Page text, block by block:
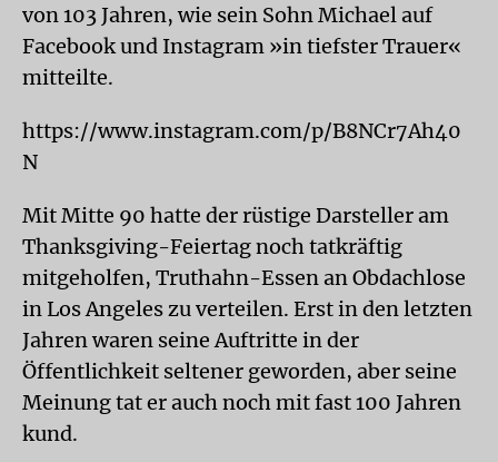
von 103 Jahren, wie sein Sohn Michael auf
Facebook und Instagram »in tiefster Trauer«
mitteilte.
https://www.instagram.com/p/B8NCr7Ah40
N
Mit Mitte 90 hatte der rüstige Darsteller am
Thanksgiving-Feiertag noch tatkräftig
mitgeholfen, Truthahn-Essen an Obdachlose
in Los Angeles zu verteilen. Erst in den letzten
Jahren waren seine Auftritte in der
Öffentlichkeit seltener geworden, aber seine
Meinung tat er auch noch mit fast 100 Jahren
kund.